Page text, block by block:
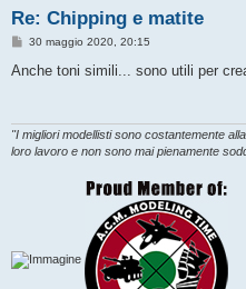
Re: Chipping e matite
M
s
i
o
30 maggio 2020, 20:15
Anche toni simili... sono utili per
"I migliori modellisti sono costantemente
loro lavoro e non sono mai pienamente